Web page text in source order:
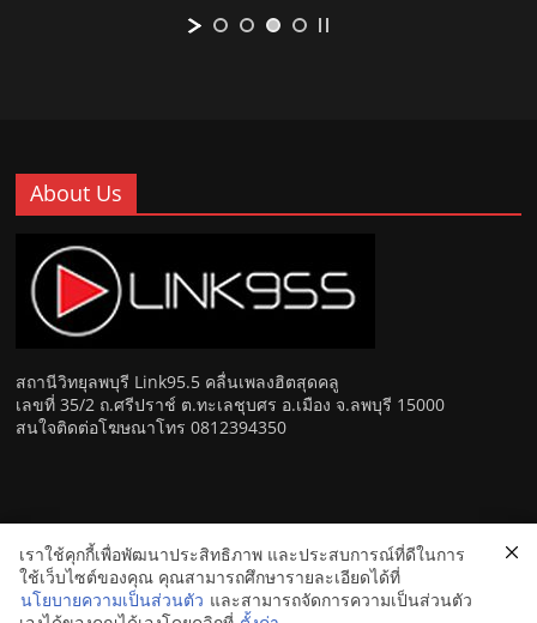
About Us
สถานีวิทยุลพบุรี Link95.5 คลื่นเพลงฮิตสุดคลู
เลขที่ 35/2 ถ.ศรีปราช์ ต.ทะเลชุบศร อ.เมือง จ.ลพบุรี 15000
สนใจติดต่อโฆษณาโทร 0812394350
Copyright © 2026Link 95.5 คลื่นเพลงฮิตสุดคูล สถานีวิทยุ FM
ลพบุรี . All rights reserved.
เราใช้คุกกี้เพื่อพัฒนาประสิทธิภาพ และประสบการณ์ที่ดีในการ
ใช้เว็บไซต์ของคุณ คุณสามารถศึกษารายละเอียดได้ที่
นโยบายความเป็นส่วนตัว และสามารถจัดการความเป็นส่วนตัว